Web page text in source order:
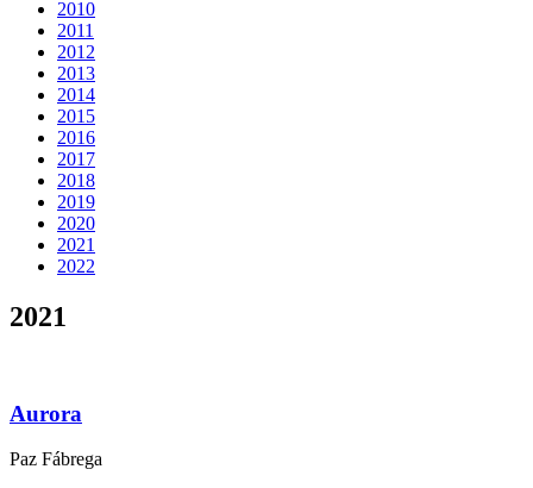
2010
2011
2012
2013
2014
2015
2016
2017
2018
2019
2020
2021
2022
2021
Aurora
Paz Fábrega